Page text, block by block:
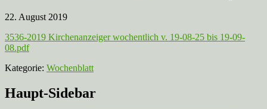
22. August 2019
3536-2019 Kirchenanzeiger wochentlich v. 19-08-25 bis 19-09-
08.pdf
Kategorie: Wochenblatt
Haupt-Sidebar